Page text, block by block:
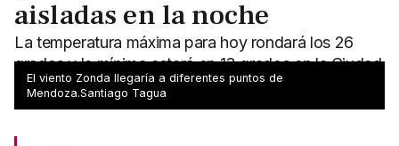
aisladas en la noche
La temperatura máxima para hoy rondará los 26
grados y la mínima estará en 13 grados en la Ciudad
de Mendoza. Rige una alerta por viento Zonda.
El viento Zonda llegaría a diferentes puntos de
Mendoza.Santiago Tagua